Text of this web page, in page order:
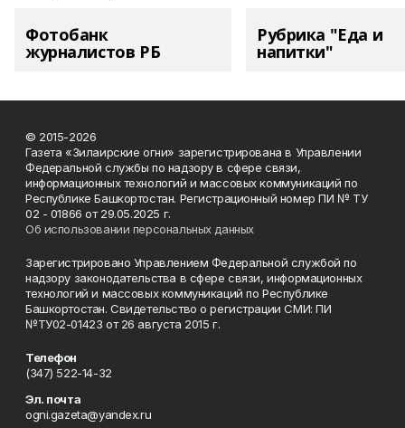
Фотобанк
журналистов РБ
Рубрика "Еда и
напитки"
© 2015-2026
Газета «Зилаирские огни» зарегистрирована в Управлении
Федеральной службы по надзору в сфере связи,
информационных технологий и массовых коммуникаций по
Республике Башкортостан. Регистрационный номер ПИ № ТУ
02 - 01866 от 29.05.2025 г.
Об использовании персональных данных
Зарегистрировано Управлением Федеральной службой по
надзору законодательства в сфере связи, информационных
технологий и массовых коммуникаций по Республике
Башкортостан. Свидетельство о регистрации СМИ: ПИ
№ТУ02-01423 от 26 августа 2015 г.
Телефон
(347) 522-14-32
Эл. почта
ogni.gazeta@yandex.ru